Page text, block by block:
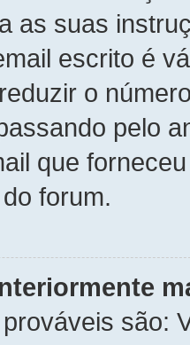
as suas
escrito é
o
pelo
que
forum.
são: